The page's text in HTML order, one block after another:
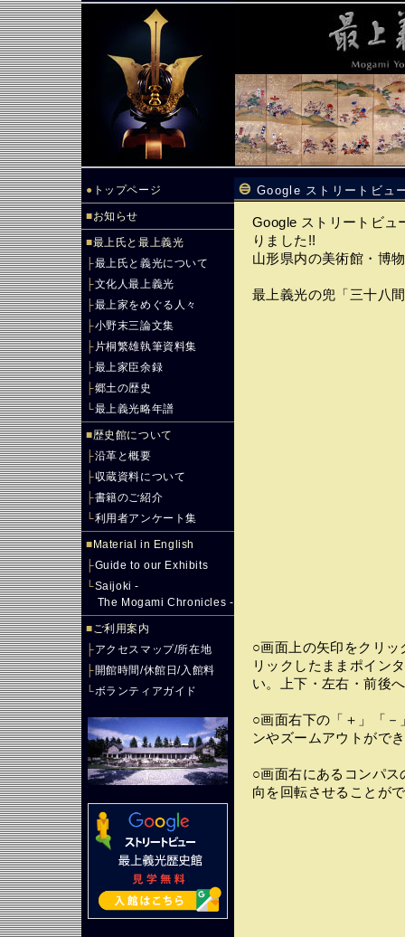
● トップページ
■お知らせ
■最上氏と最上義光
├最上氏と義光について
├文化人最上義光
├最上家をめぐる人々
├小野末三論文集
├ 片桐繁雄執筆資料集
├最上家臣余録
├郷土の歴史
└最上義光略年譜
■歴史館について
├沿革と概要
├収蔵資料について
├書籍のご紹介
└利用者アンケート集
■ Material in English
├Guide to our Exhibits
└Saijoki -
The Mogami Chronicles -
■ご利用案内
├アクセスマップ/所在地
├開館時間/休館日/入館料
└ボランティアガイド
Google ストリートビ
Google ストリートビュ
りました!!
山形県内の美術館・博
最上義光の兜「三十八
○画面上の矢印をクリ
リックしたままポイン
い。上下・左右・前後
○画面右下の「＋」「
ンやズームアウトがで
○画面右にあるコンパ
向を回転させることが